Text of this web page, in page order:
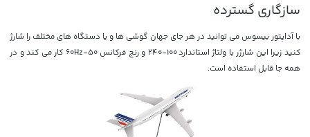
سازگاری گسترده
با آداپتور بیسوس می توانید در هر جای جهان گوشی ها و یا دستگاه های مختلف را شارژ
کنید زیرا این شارژر با ولتاژ استاندارد 100-240 و رنج فرکانس 50-60Hz کار می کند و در
همه جا قابل استفاده است.